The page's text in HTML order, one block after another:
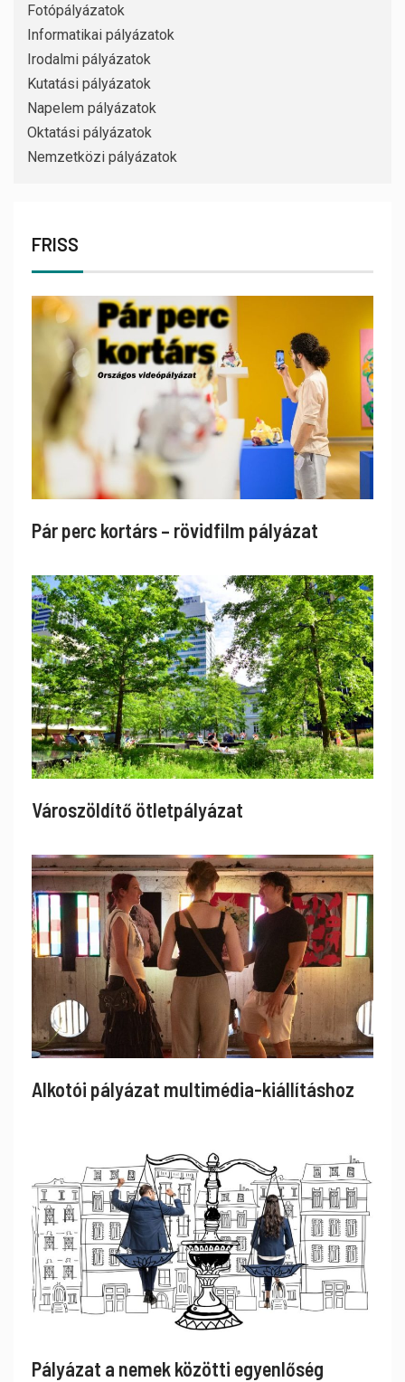
Fotópályázatok
Informatikai pályázatok
Irodalmi pályázatok
Kutatási pályázatok
Napelem pályázatok
Oktatási pályázatok
Nemzetközi pályázatok
FRISS
Pár perc kortárs – rövidfilm pályázat
Városzöldítő ötletpályázat
Alkotói pályázat multimédia-kiállításhoz
Pályázat a nemek közötti egyenlőség